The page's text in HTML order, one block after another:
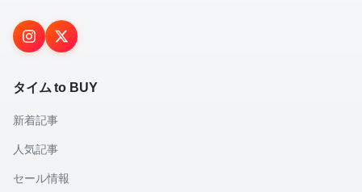
タイム to BUY
新着記事
人気記事
セール情報